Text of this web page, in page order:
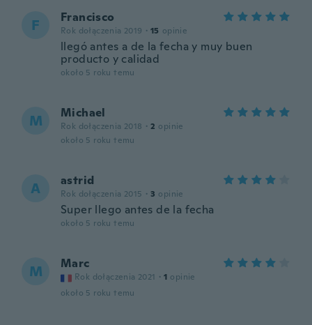
F Francisco
Rok dołączenia 2019 · 15 opinie
llegó antes a de la fecha y muy buen
producto y calidad
około 5 roku temu
M Michael
Rok dołączenia 2018 · 2 opinie
około 5 roku temu
A astrid
Rok dołączenia 2015 · 3 opinie
Super llego antes de la fecha
około 5 roku temu
M Marc
Rok dołączenia 2021 · 1 opinie
około 5 roku temu